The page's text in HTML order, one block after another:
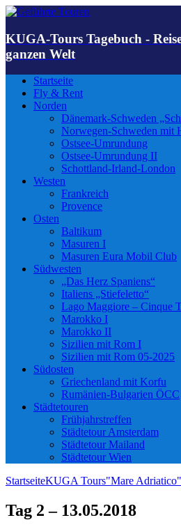
KUGA-Tours Tagebuch -
ganzen Welt
Startseite
Fly & Rent
Norden
Dänemark-Schweden
Norwegen-Schweden mit
Ostsee-Umrundung
Ostsee-Umrundung II
Schottland-Irland-London
Westen
Frankreich
Provence
Osten
Baltikum
Masuren I
Masuren Eura Mobil Club
Südwesten
„Das Herz Spaniens“
Italiens „Stiefeletto“
Lago Maggiore – Cinque
Marokko I
Marokko II
Sizilien mit Rom I
Sizilien mit Rom 05-2025
Südosten
Griechenland mit Korfu
Rumänien-Bulgarien ÖCC
Städtetouren
Frühjahrstreffen
Städtetour Amsterdam
Städtetour Mailand
Städtetour Wien
StartseiteKUGA Tours"Mare Adriatico"
Tag 2 – 13.05.2018